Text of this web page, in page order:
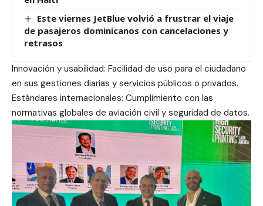
Este viernes JetBlue volvió a frustrar el viaje
de pasajeros dominicanos con cancelaciones y
retrasos
Innovación y usabilidad: Facilidad de uso para el ciudadano
en sus gestiones diarias y servicios públicos o privados.
Estándares internacionales: Cumplimiento con las
normativas globales de aviación civil y seguridad de datos.